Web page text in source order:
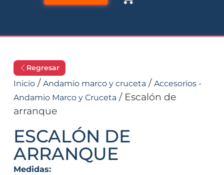
Regresar
Inicio/ Andamio marco y cruceta / Accesorios -
Andamio Marco y Cruceta / Escalón de
arranque
ESCALÓN DE
ARRANQUE
Medidas: